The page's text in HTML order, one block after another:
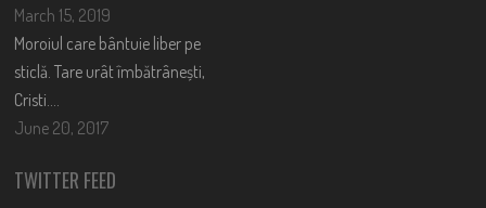
March 15, 2019
Moroiul care bântuie liber pe
sticlă. Tare urât îmbătrânești,
Cristi….
June 20, 2017
TWITTER FEED